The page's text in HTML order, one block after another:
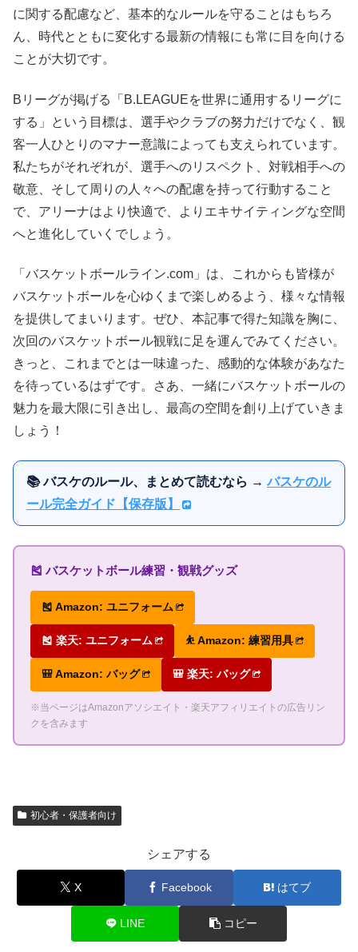
に関する配慮など、基本的なルールを守ることはもちろ
ん、時代とともに変化する最新の情報にも常に目を向ける
ことが大切です。
Bリーグが掲げる「B.LEAGUEを世界に通用するリーグに
する」という目標は、選手やクラブの努力だけでなく、観
客一人ひとりのマナー意識によっても支えられています。
私たちがそれぞれが、選手へのリスペクト、対戦相手への
敬意、そして周りの人々への配慮を持って行動すること
で、アリーナはより快適で、よりエキサイティングな空間
へと進化していくでしょう。
「バスケットボールライン.com」は、これからも皆様が
バスケットボールを心ゆくまで楽しめるよう、様々な情報
を提供してまいります。ぜひ、本記事で得た知識を胸に、
次回のバスケットボール観戦に足を運んでみてください。
きっと、これまでとは一味違った、感動的な体験があなた
を待っているはずです。さあ、一緒にバスケットボールの
魅力を最大限に引き出し、最高の空間を創り上げていきま
しょう！
📚 バスケのルール、まとめて読むなら →バスケのル
ール完全ガイド【保存版】
🎽 バスケットボール練習・観戦グッズ
🎽 Amazon: ユニフォーム
🎽 楽天: ユニフォーム ⛹ Amazon: 練習用具
🎒 Amazon: バッグ 🎒 楽天: バッグ
※当ページはAmazonアソシエイト・楽天アフィリエイトの広告リン
クを含みます
初心者・保護者向け
シェアする
X Facebook はてブ
LINE コピー